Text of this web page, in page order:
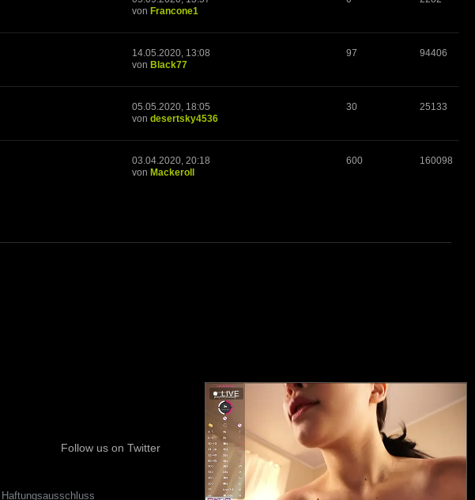
LIVE
von Francone1
14.05.2020, 13:08
von Black77
97 94406
05.05.2020, 18:05
von desertsky4536
30 25133
03.04.2020, 20:18
von Mackeroll
600 160098
Follow us on Twitter
Haftungsausschluss